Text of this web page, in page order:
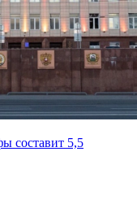
составит 5,5